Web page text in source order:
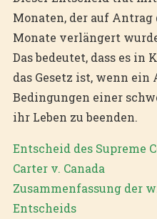
Monaten, der auf Antrag
Monate verlängert
Das bedeutet, dass es in
das Gesetz ist, wenn
Bedingungen einer
ihr Leben zu beenden.
Entscheid des Supreme
Carter v. Canada
Zusammenfassung der
Entscheids